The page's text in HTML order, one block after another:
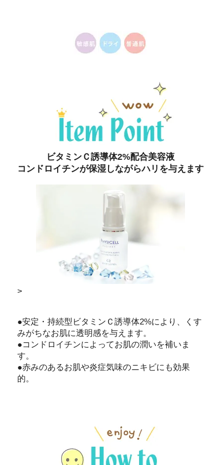
ビタミンＣ誘導体2%配合美容液
コンドロイチンが保湿しながらハリを与えます
>
●安定・持続型ビタミンＣ誘導体2%により、くす
みがちなお肌に透明感を与えます。
●コンドロイチンによってお肌の潤いを補いま
す。
●赤みのあるお肌や炎症気味のニキビにも効果
的。